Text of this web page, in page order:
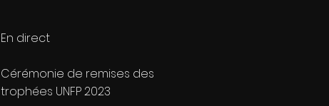
En direct
Cérémonie de remises des
trophées UNFP 2023